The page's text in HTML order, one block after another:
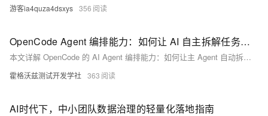
游客ia4quza4dsxys 356
OpenCode Agent 编排能力：如何让 AI 自主拆解任务、并行推进？
本文详解 OpenCode 的 AI Agent 编排能力：如何让主 Agent 自动拆解任务、生成子 Agent 并行执行（如调研、编码、测试），支持 DAG 依赖调度与模型/权限精细化配置。实战案例展示 40 分钟完成单元测试补全与异常重构，真正实现“AI 团队协同开发”。
霍格沃兹测试开发学社 363
AI时代下，中小团队数据治理的轻量化落地指南